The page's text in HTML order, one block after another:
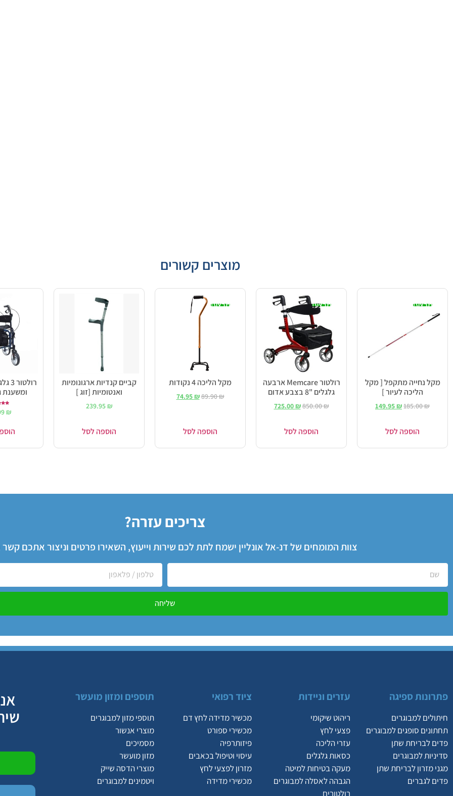
מוצרים קשורים
מבצע!
מקל נחייה מתקפל [ מקל
הליכה לעיור ]
185.00₪
149.95₪
הוספה לסל
מבצע!
רולטור Memcare ארבעה
גלגלים "8 בצבע אדום
850.00₪
725.00₪
הוספה לסל
מבצע!
מקל הליכה 4 נקודות
89.90₪
74.95₪
הוספה לסל
קביים קנדיות ארגונומיות
ואנטומיות [זוג ]
239.95 ₪
הוספה לסל
₪
צריכים עזרה?
צוות המומחים של דנ-אל אונליין ישמח לתת לכם שירות וייעוץ, השאירו פרטים וניצור אתכם
שליחה
פתרונות ספיגה
חיתולים למבוגרים
תחתונים סופגים למבוגרים
פדים לבריחת שתן
סדיניות למבוגרים
מגני מזרון לבריחת שתן
פדים לגברים
עזרים וניידות
ריהוט שיקומי
פצעי לחץ
עזרי הליכה
כסאות גלגלים
מעקה בטיחות למיטה
הגבהה לאסלה למבוגרים
רולטורים
ציוד רפואי
מכשיר מדידה לחץ דם
מכשירי ספורט
פיזותרפיה
עיסוי וטיפול בכאבים
מזרון לפצעי לחץ
מכשירי מדידה
תוספים ומזון מועשר
תוספי מזון למבוגרים
מוצרי אנשור
מסמיכים
מזון מועשר
מוצרי הדסה שייק
ויטמינים למבוגרים